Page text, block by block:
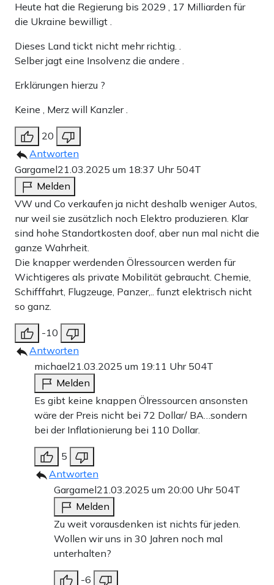
Heute hat die Regierung bis 2029 , 17 Milliarden für
die Ukraine bewilligt .
Dieses Land tickt nicht mehr richtig. .
Selber jagt eine Insolvenz die andere .
Erklärungen hierzu ?
Keine , Merz will Kanzler .
20
Antworten
Gargamel21.03.2025 um 18:37 Uhr 504T
Melden
VW und Co verkaufen ja nicht deshalb weniger Autos,
nur weil sie zusätzlich noch Elektro produzieren. Klar
sind hohe Standortkosten doof, aber nun mal nicht die
ganze Wahrheit.
Die knapper werdenden Ölressourcen werden für
Wichtigeres als private Mobilität gebraucht. Chemie,
Schifffahrt, Flugzeuge, Panzer,.. funzt elektrisch nicht
so ganz.
-10
Antworten
michael21.03.2025 um 19:11 Uhr 504T
Melden
Es gibt keine knappen Ölressourcen ansonsten
wäre der Preis nicht bei 72 Dollar/ BA…sondern
bei der Inflationierung bei 110 Dollar.
5
Antworten
Gargamel21.03.2025 um 20:00 Uhr 504T
Melden
Zu weit vorausdenken ist nichts für jeden.
Wollen wir uns in 30 Jahren noch mal
unterhalten?
-6